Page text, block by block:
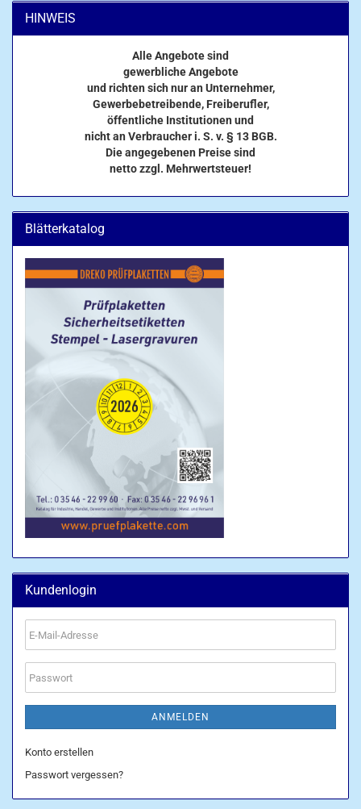
HINWEIS
Alle Angebote sind
gewerbliche Angebote
und richten sich nur an Unternehmer,
Gewerbebetreibende, Freiberufler,
öffentliche Institutionen und
nicht an Verbraucher i. S. v. § 13 BGB.
Die angegebenen Preise sind
netto zzgl. Mehrwertsteuer!
Blätterkatalog
Kundenlogin
E-
Mail-
Adresse
Passwort
ANMELDEN
Konto erstellen
Passwort vergessen?